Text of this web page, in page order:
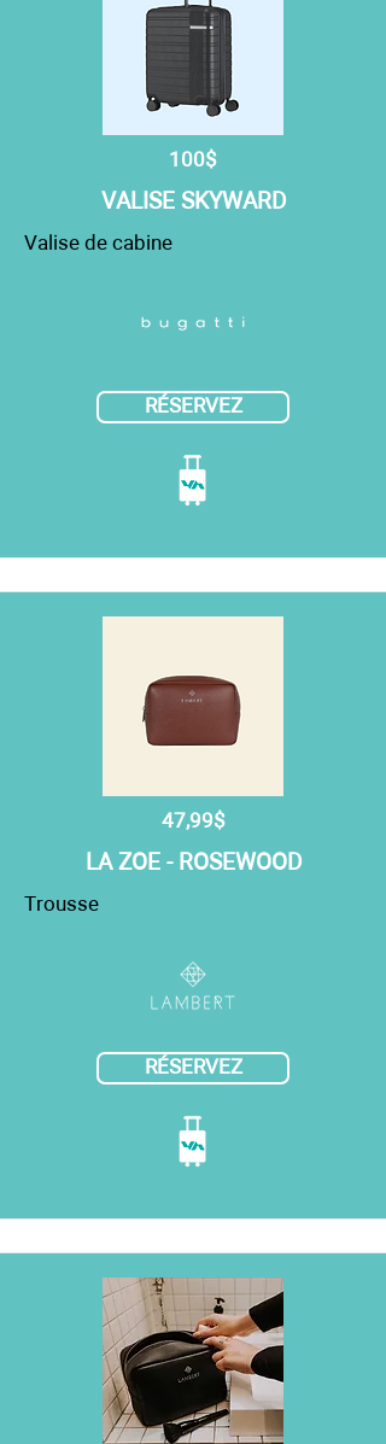
100$
VALISE SKYWARD
Valise de cabine
RÉSERVEZ
47,99$
LA ZOE - ROSEWOOD
Trousse
RÉSERVEZ